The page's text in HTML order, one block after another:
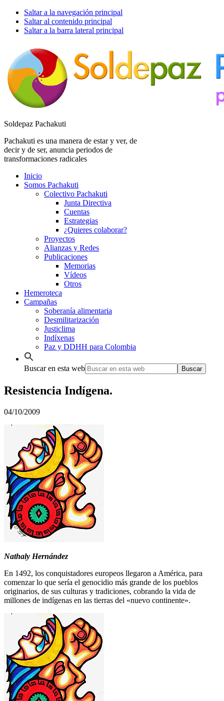
Saltar a la navegación principal
Saltar al contenido principal
Saltar a la barra lateral principal
Soldepaz Pachakuti
Pachakuti es una manera de estar y ver, de
decir y de ser, anuncia periodos de
transformaciones radicales
Inicio
Somos Pachakuti
Colectivo Pachakuti
Junta Directiva
Cuentas
Estrategias
¿Quieres colaborar?
Proyectos
Alianzas y Redes
Publicaciones
Memorias
Vídeos
Otros
Hemeroteca
Campañas
Soberanía alimentaria
Desmilitarización
Justiclima
Indíxenas
Paz y DDHH para Colombia
Buscar en esta web
Resistencia Indígena.
04/10/2009
Nathaly Hernández
En 1492, los conquistadores europeos llegaron a América, para
comenzar lo que sería el genocidio más grande de los pueblos
originarios, de sus culturas y tradiciones, cobrando la vida de
millones de indígenas en las tierras del «nuevo continente».